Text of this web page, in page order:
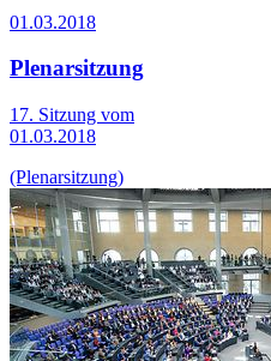
01.03.2018
Plenarsitzung
17. Sitzung vom
01.03.2018
(Plenarsitzung)